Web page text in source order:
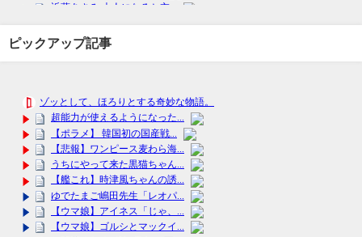
ピックアップ記事